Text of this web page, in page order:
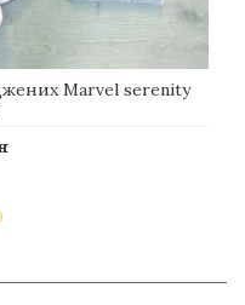
Marvel serenity